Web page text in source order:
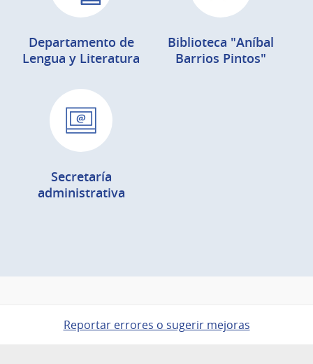
Departamento de
Lengua y Literatura
Biblioteca "Aníbal
Barrios Pintos"
Secretaría
administrativa
Reportar errores o sugerir mejoras